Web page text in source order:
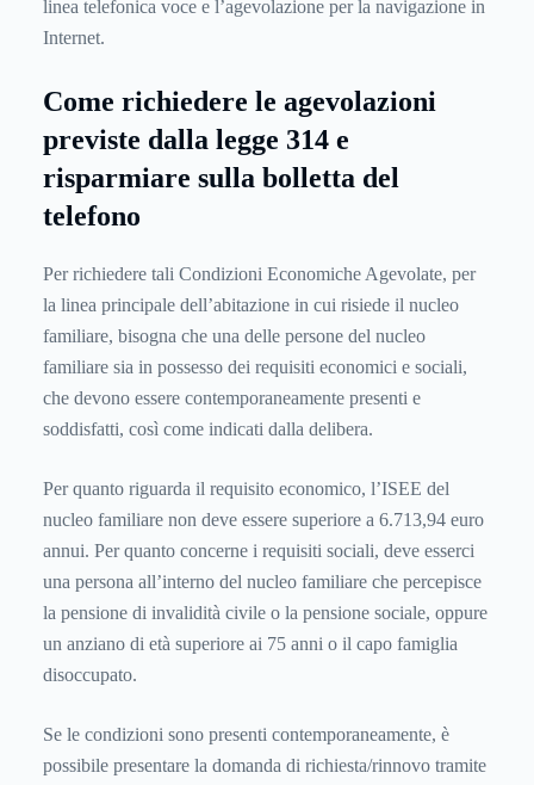
linea telefonica voce e l’agevolazione per la navigazione in
Internet.
Come richiedere le agevolazioni
previste dalla legge 314 e
risparmiare sulla bolletta del
telefono
Per richiedere tali Condizioni Economiche Agevolate, per
la linea principale dell’abitazione in cui risiede il nucleo
familiare, bisogna che una delle persone del nucleo
familiare sia in possesso dei requisiti economici e sociali,
che devono essere contemporaneamente presenti e
soddisfatti, così come indicati dalla delibera.
Per quanto riguarda il requisito economico, l’ISEE del
nucleo familiare non deve essere superiore a 6.713,94 euro
annui. Per quanto concerne i requisiti sociali, deve esserci
una persona all’interno del nucleo familiare che percepisce
la pensione di invalidità civile o la pensione sociale, oppure
un anziano di età superiore ai 75 anni o il capo famiglia
disoccupato.
Se le condizioni sono presenti contemporaneamente, è
possibile presentare la domanda di richiesta/rinnovo tramite